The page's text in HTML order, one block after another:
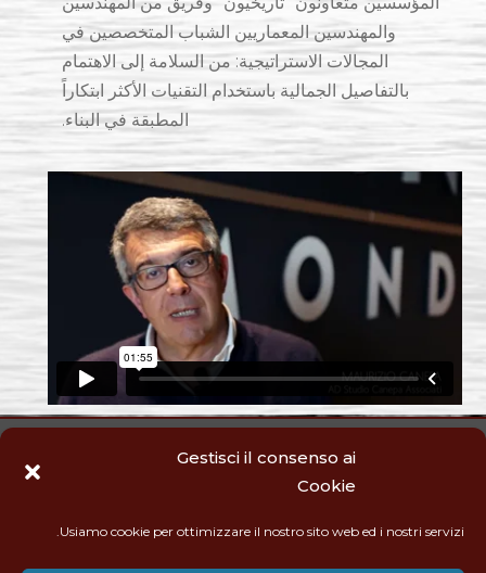
Gestisci il consenso ai
Cookie
Usiamo cookie per ottimizzare il nostro sito web ed i nostri servizi.
والمهندسين المعماريين الشباب المتخصصين في
المجالات الاستراتيجية: من السلامة إلى الاهتمام
بالتفاصيل الجمالية باستخدام التقنيات الأكثر ابتكاراً
المطبقة في البناء.